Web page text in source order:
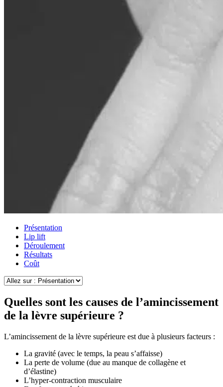
Présentation
Lip lift
Déroulement
Résultats
Coût
Quelles sont les causes de l’amincissement
de la lèvre supérieure ?
L’amincissement de la lèvre supérieure est due à plusieurs facteurs :
La gravité (avec le temps, la peau s’affaisse)
La perte de volume (due au manque de collagène et
d’élastine)
L’hyper-contraction musculaire